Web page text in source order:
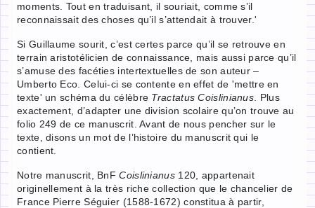
moments. Tout en traduisant, il souriait, comme s’il
reconnaissait des choses qu’il s’attendait à trouver.'
Si Guillaume sourit, c’est certes parce qu’il se retrouve en
terrain aristotélicien de connaissance, mais aussi parce qu’il
s’amuse des facéties intertextuelles de son auteur –
Umberto Eco. Celui-ci se contente en effet de 'mettre en
texte' un schéma du célèbre Tractatus Coislinianus . Plus
exactement, d’adapter une division scolaire qu’on trouve au
folio 249 de ce manuscrit. Avant de nous pencher sur le
texte, disons un mot de l’histoire du manuscrit qui le
contient.
Notre manuscrit, BnFCoislinianus120, appartenait
originellement à la très riche collection que le chancelier de
France Pierre Séguier (1588-1672) constitua à partir,